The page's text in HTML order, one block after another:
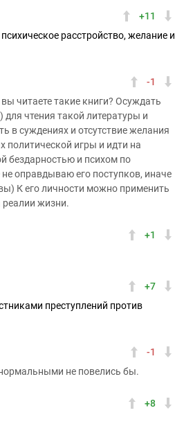
+11
расстройство, желание и
-1
читаете такие книги? Осуждать
чтения такой литературы и
в суждениях и отсутствие желания
политической игры и идти на
бездарностью и психом по
оправдываю его поступков, иначе
К его личности можно применить
реалии жизни.
+1
+7
преступлений против
-1
не повелись бы.
+8